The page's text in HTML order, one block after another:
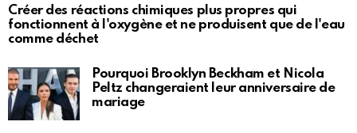
Créer des réactions chimiques plus propres qui
fonctionnent à l'oxygène et ne produisent que de l'eau
comme déchet
Pourquoi Brooklyn Beckham et Nicola
Peltz changeraient leur anniversaire de
mariage